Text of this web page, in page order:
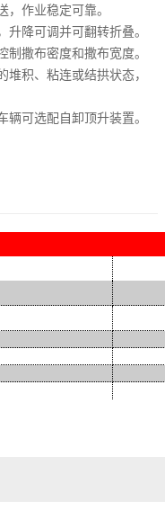
，作业稳定可靠。
降可调并可翻转折叠。
制撒布密度和撒布宽度。
堆积、粘连或结拱状态，
辆可选配自卸顶升装置。